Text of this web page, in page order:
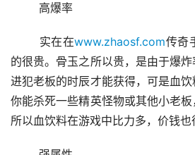
	高爆率
	实在在
www.zhaosf.com传奇
的很贵。骨玉之所以贵，是由于爆
进犯老板的时辰才能获得，可是血
你能杀死一些精英怪物或其他小老板
所以血饮料在游戏中比力多，价钱也